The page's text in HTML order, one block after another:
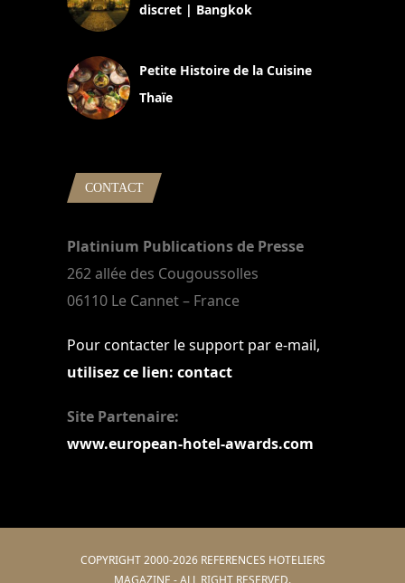
discret | Bangkok
Petite Histoire de la Cuisine
Thaïe
CONTACT
Platinium Publications de Presse
262 allée des Cougoussolles
06110 Le Cannet – France
Pour contacter le support par e-mail,
utilisez ce lien: contact
Site Partenaire:
www.european-hotel-awards.com
COPYRIGHT 2000-2026 REFERENCES HOTELIERS
MAGAZINE - ALL RIGHT RESERVED.